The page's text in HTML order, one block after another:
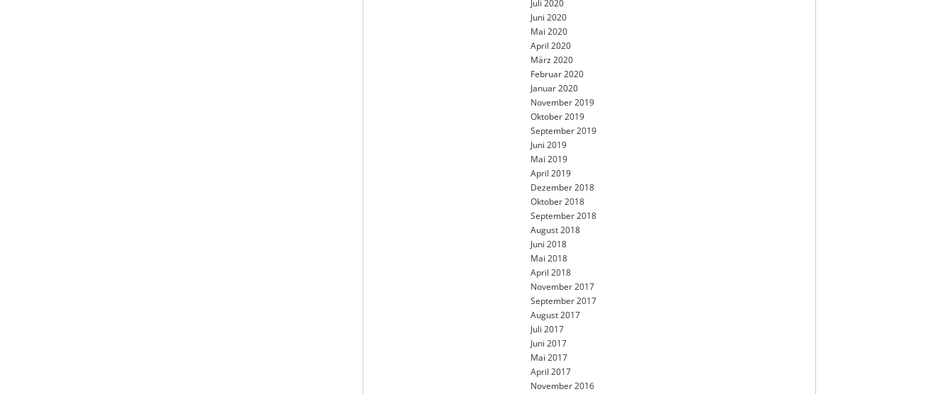
Juli 2020
Juni 2020
Mai 2020
April 2020
März 2020
Februar 2020
Januar 2020
November 2019
Oktober 2019
September 2019
Juni 2019
Mai 2019
April 2019
Dezember 2018
Oktober 2018
September 2018
August 2018
Juni 2018
Mai 2018
April 2018
November 2017
September 2017
August 2017
Juli 2017
Juni 2017
Mai 2017
April 2017
November 2016